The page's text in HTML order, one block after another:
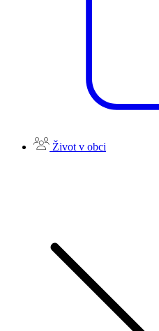
Život v obci